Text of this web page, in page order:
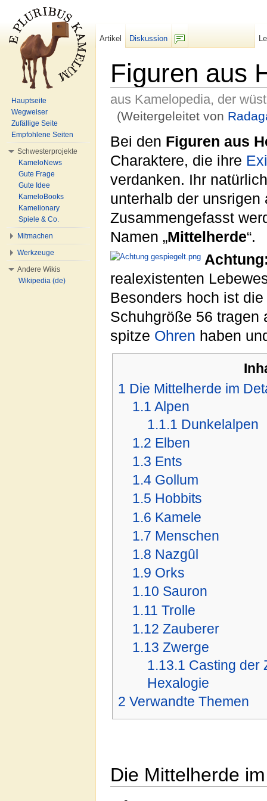
Figuren aus
aus Kamelopedia, der
(Weitergeleitet von
Bei den Figuren aus
Charaktere, die ihre
verdanken. Ihr
unterhalb der
Zusammengefasst
Namen „Mittelherde“.
realexistenten
Besonders hoch ist
Schuhgröße 56 tragen
spitze Ohren haben
1 Die Mittelherde im
1.1 Alpen
1.1.1 Dunkelalpen
1.2 Elben
1.3 Ents
1.4 Gollum
1.5 Hobbits
1.6 Kamele
1.7 Menschen
1.8 Nazgûl
1.9 Orks
1.10 Sauron
1.11 Trolle
1.12 Zauberer
1.13 Zwerge
1.13.1 Casting der
Hexalogie
2 Verwandte Themen
Die Mittelherde
Artikel
Diskussion
Hauptseite
Wegweiser
Zufällige Seite
Empfohlene Seiten
Schwesterprojekte
KameloNews
Gute Frage
Gute Idee
KameloBooks
Kamelionary
Spiele & Co.
Mitmachen
Werkzeuge
Andere Wikis
Wikipedia (de)